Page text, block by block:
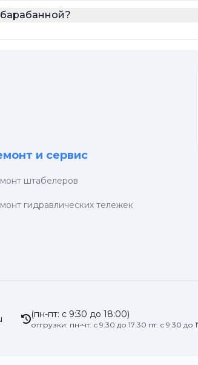
и сервис
штабелеров
гидравлических тележек
(пн-пт: с 9:30 до 18:00)
отгрузки: пн-чт: с 9:30 до 17:30 пт: с 9:30 до